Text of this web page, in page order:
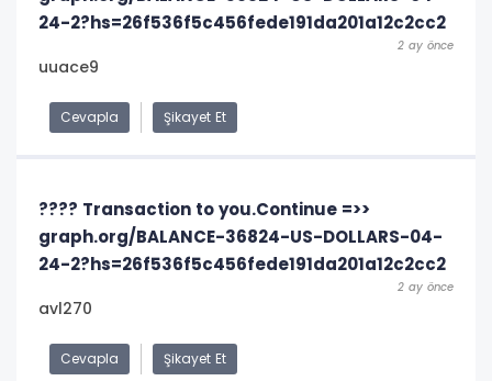
24-2?hs=26f536f5c456fede191da201a12c2cc2
2 ay önce
uuace9
Cevapla Şikayet Et
???? Transaction to you.Continue =>>
graph.org/BALANCE-36824-US-DOLLARS-04-
24-2?hs=26f536f5c456fede191da201a12c2cc2
2 ay önce
avl270
Cevapla Şikayet Et